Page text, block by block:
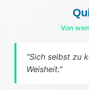
Von
"Sich selbst zu
Weisheit."